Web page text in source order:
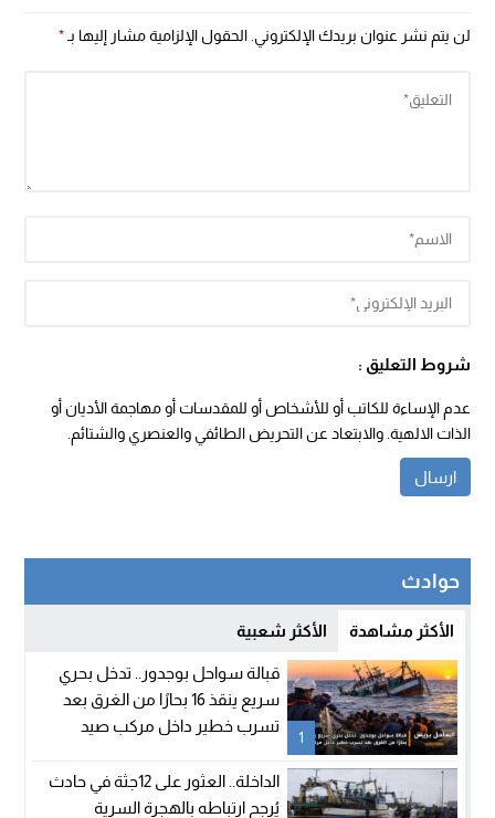
لن يتم نشر عنوان بريدك الإلكتروني. الحقول الإلزامية مشار إليها بـ*
شروط التعليق :
عدم الإساءة للكاتب أو للأشخاص أو للمقدسات أو مهاجمة الأديان أو
الذات الالهية. والابتعاد عن التحريض الطائفي والعنصري والشتائم.
حوادث
الأكثر مشاهدة الأكثر شعبية
1
قبالة سواحل بوجدور.. تدخل بحري
سريع ينقذ 16 بحارًا من الغرق بعد
تسرب خطير داخل مركب صيد
الداخلة.. العثور على 12جثة في حادث
يُرجح ارتباطه بالهجرة السرية